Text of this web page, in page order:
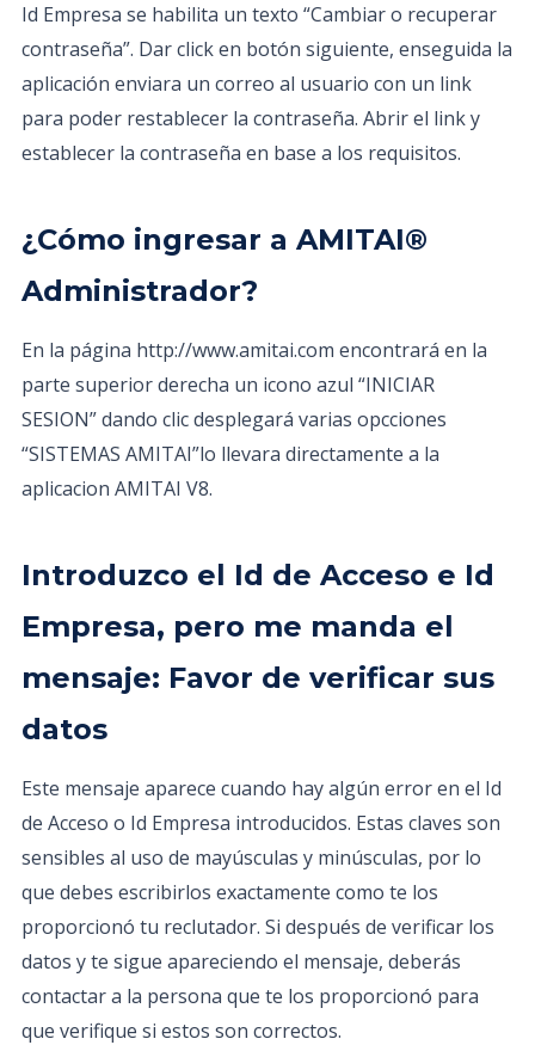
Id Empresa se habilita un texto “Cambiar o recuperar
contraseña”. Dar click en botón siguiente, enseguida la
aplicación enviara un correo al usuario con un link
para poder restablecer la contraseña. Abrir el link y
establecer la contraseña en base a los requisitos.
¿Cómo ingresar a AMITAI®
Administrador?
En la página http://www.amitai.com encontrará en la
parte superior derecha un icono azul “INICIAR
SESION” dando clic desplegará varias opcciones
“SISTEMAS AMITAI”lo llevara directamente a la
aplicacion AMITAI V8.
Introduzco el Id de Acceso e Id
Empresa, pero me manda el
mensaje: Favor de verificar sus
datos
Este mensaje aparece cuando hay algún error en el Id
de Acceso o Id Empresa introducidos. Estas claves son
sensibles al uso de mayúsculas y minúsculas, por lo
que debes escribirlos exactamente como te los
proporcionó tu reclutador. Si después de verificar los
datos y te sigue apareciendo el mensaje, deberás
contactar a la persona que te los proporcionó para
que verifique si estos son correctos.